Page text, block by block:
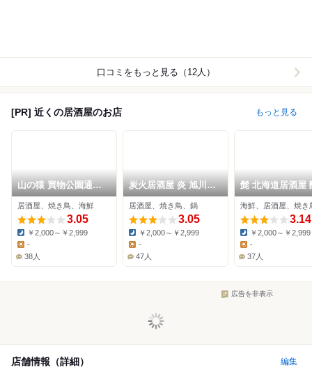
口コミをもっと見る（12人）
[PR] 近くの居酒屋のお店 もっと見る
山の猿 買物公園通り
店
居酒屋、焼き鳥、海鮮
3.05
Dinner:
￥2,000～￥2,999
Lunch:
-
38人
炭火居酒屋 炎 旭川買
物公園通店
居酒屋、焼き鳥、鍋
3.05
Dinner:
￥2,000～￥2,999
Lunch:
-
47人
髭 北海道居酒屋
処
海鮮、居酒屋、焼き
3.14
Dinner:
￥2,000～￥2,999
Lunch:
-
37人
広告を非表示
店舗情報（詳細） 編集